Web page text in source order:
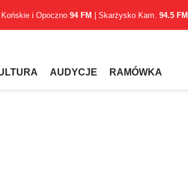
Końskie i Opoczno 94 FM | Skarżysko Kam. 94.5 FM
AUDYCJE RAMÓWKA